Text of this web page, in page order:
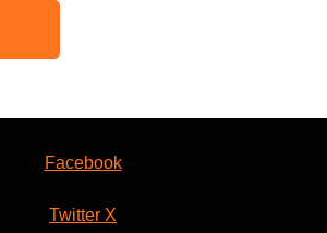
Facebook
Twitter X